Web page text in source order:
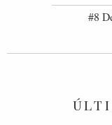
#8